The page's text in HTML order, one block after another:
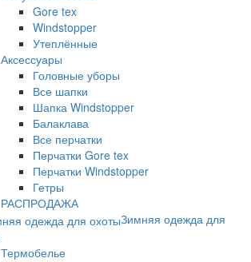
Gore tex
Windstopper
Утеплённые
Аксессуары
Головные уборы
Все шапки
Шапка Windstopper
Балаклава
Все перчатки
Перчатки Gore tex
Перчатки Windstopper
Гетры
РАСПРОДАЖА
Зимняя одежда для
Термобелье